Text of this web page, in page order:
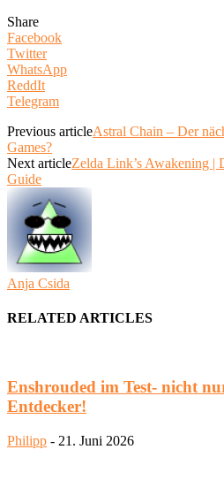
Share
Facebook
Twitter
WhatsApp
ReddIt
Telegram
Previous articleAstral Chain – Der
Games?
Next articleZelda Link’s Awakening |
Guide
Anja Csida
RELATED ARTICLES
Enshrouded im Test- nicht
Entdecker!
Philipp - 21. Juni 2026